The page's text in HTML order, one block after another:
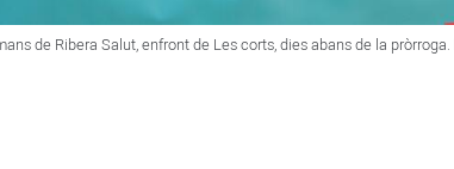
de Ribera Salut, enfront de Les corts, dies abans de la pròrroga.